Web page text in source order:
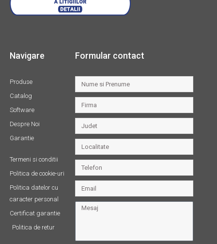
Navigare
Produse
Catalog
Software
Despre Noi
Garantie
Termeni si conditii
Politica de cookie-uri
Politica datelor cu
caracter personal
Certificat garantie
Politica de retur
Formular contact